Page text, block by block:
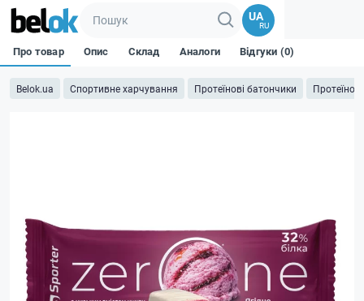
UA
RU
Belok.ua Спортивне харчування Протеїнові батончики
Про товар Опис Склад Аналоги Відгуки (0)